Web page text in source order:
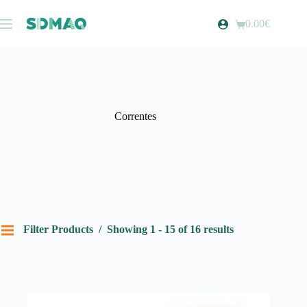
para
o
Carrinho
0.00€
Correntes
Filter Products Showing 1 - 15 of 16 results